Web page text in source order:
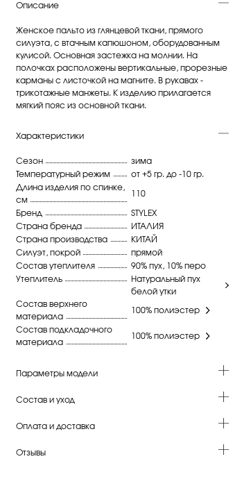
Описание
Женское пальто из глянцевой ткани, прямого
силуэта, с втачным капюшоном, оборудованным
кулисой. Основная застежка на молнии. На
полочках расположены вертикальные, прорезные
карманы с листочкой на магните. В рукавах -
трикотажные манжеты. К изделию прилагается
мягкий пояс из основной ткани.
Характеристики
Сезон
зима
Температурный режим
от +5 гр. до -10 гр.
Длина изделия по спинке,
см
110
Бренд
STYLEX
Страна бренда
ИТАЛИЯ
Страна производства
КИТАЙ
Силуэт, покрой
прямой
Состав утеплителя
90% пух, 10% перо
Утеплитель
Натуральный пух
белой утки
Состав верхнего
материала
100% полиэстер
Состав подкладочного
материала
100% полиэстер
Параметры модели
Состав и уход
Оплата и доставка
Отзывы